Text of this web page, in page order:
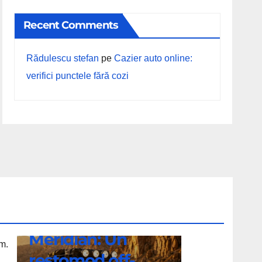
Recent Comments
Rădulescu stefan peCazier auto online:
verifici punctele fără cozi
Porsche
Porsche 911
Meridian: Un